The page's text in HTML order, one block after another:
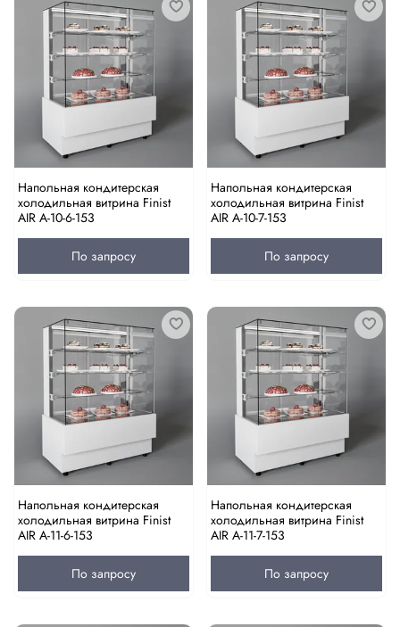
Напольная кондитерская
холодильная витрина Finist
AIR A-10-6-153
По запросу
Напольная кондитерская
холодильная витрина Finist
AIR A-10-7-153
По запросу
Напольная кондитерская
холодильная витрина Finist
AIR A-11-6-153
По запросу
Напольная кондитерская
холодильная витрина Finist
AIR A-11-7-153
По запросу